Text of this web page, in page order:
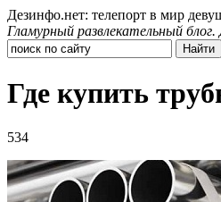
Дезинфо.нет: телепорт в мир
Гламурный развлекательный
Где купить
534